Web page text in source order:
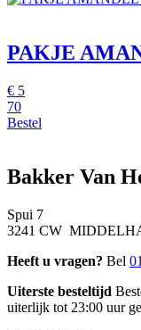
PAKJE
€ 5
70
Bestel
Bakker Van
Spui 7
3241 CW
Heeft u vragen? Bel
Uiterste besteltijd
uiterlijk tot 23:00 uur